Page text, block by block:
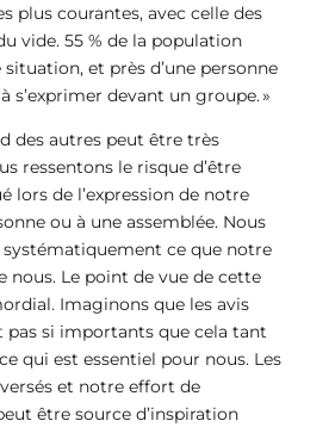
plus courantes, avec celle des
vide. 55 % de la population
et près d’une personne
s’exprimer devant un groupe. »
des autres peut être très
ressentons le risque d’être
lors de l’expression de notre
ou à une assemblée. Nous
ce que notre
nous. Le point de vue de cette
Imaginons que les avis
pas si importants que cela tant
qui est essentiel pour nous. Les
et notre effort de
être source d’inspiration